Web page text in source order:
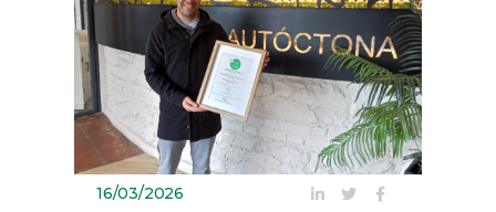
16/03/2026